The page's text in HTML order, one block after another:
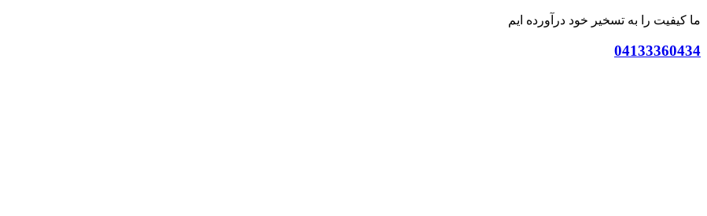
ما کیفیت را به تسخیر خود درآورده ایم
04133360434